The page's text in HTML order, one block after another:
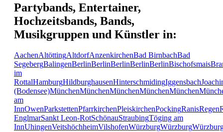
Partybands, Entertainer,
Hochzeitsbands, Bands,
Musikgruppen und Künstler in:
AachenAltöttingAltdorfAnzenkirchenBad BirnbachBad
SegebergBalingenBerlinBerlinBerlinBerlinBerlinBischofsmais
im
RottalHamburgHildburghausenHinterschmidingIggensbach
(Bodensee)MünchenMünchenMünchenMünchenMünchen
am
InnOwenParkstettenPfarrkirchenPleiskirchenPockingRanisRegen
EnglmarSankt Leon-RotSchönauStraubingTöging am
InnUhingenVeitshöchheimVilshofenWürzburgWürzburg